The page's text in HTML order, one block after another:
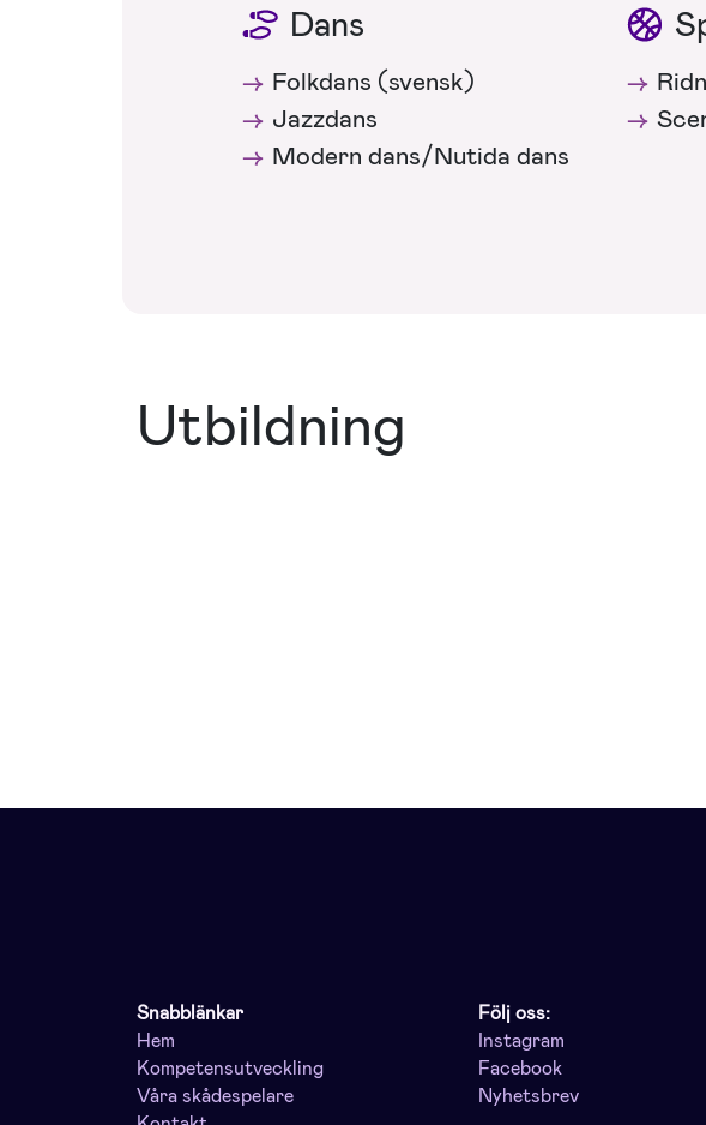
Dans
Folkdans (svensk)
Jazzdans
Modern dans/Nutida dans
Utbildning
Snabblänkar
Hem
Kompetensutveckling
Våra skådespelare
Följ oss:
Instagram
Facebook
Nyhetsbrev